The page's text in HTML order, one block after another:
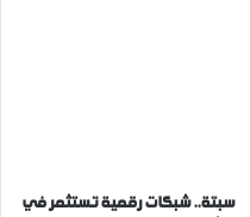
سبتة.. شبكات رقمية تستثمر في